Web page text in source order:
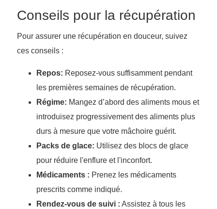
Conseils pour la récupération
Pour assurer une récupération en douceur, suivez
ces conseils :
Repos: Reposez-vous suffisamment pendant
les premières semaines de récupération.
Régime: Mangez d’abord des aliments mous et
introduisez progressivement des aliments plus
durs à mesure que votre mâchoire guérit.
Packs de glace: Utilisez des blocs de glace
pour réduire l'enflure et l'inconfort.
Médicaments : Prenez les médicaments
prescrits comme indiqué.
Rendez-vous de suivi : Assistez à tous les